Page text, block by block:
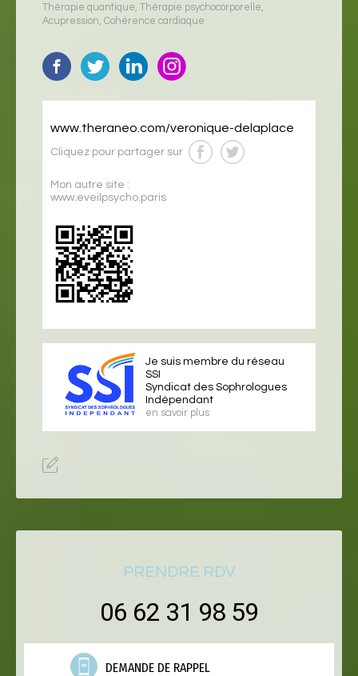
Thérapie quantique, Thérapie psychocorporelle,
Acupression, Cohérence cardiaque
www.theraneo.com/veronique-delaplace
Cliquez pour partager sur
Mon autre site :
www.eveilpsycho.paris
Je suis membre du réseau
SSI
Syndicat des Sophrologues
Indépendant
en savoir plus
PRENDRE RDV
06 62 31 98 59
DEMANDE DE RAPPEL